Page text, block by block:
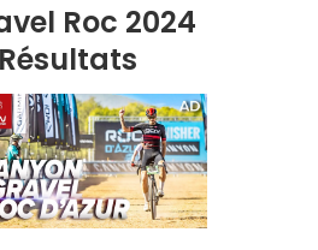
Roc 2024